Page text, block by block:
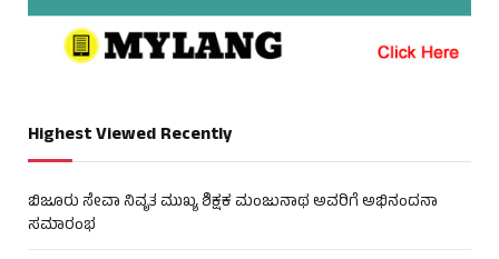
Highest Viewed Recently
ಬಿಜೂರು ಸೇವಾ ನಿವೃತ ಮುಖ್ಯ ಶಿಕ್ಷಕ ಮಂಜುನಾಥ ಅವರಿಗೆ ಅಭಿನಂದನಾ
ಸಮಾರಂಭ